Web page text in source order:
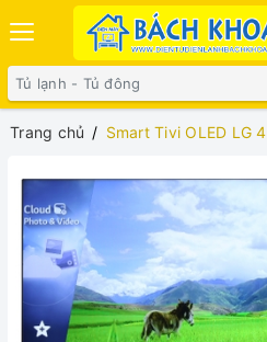
Trang chủ Smart Tivi OLED LG